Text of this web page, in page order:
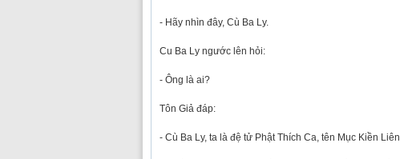
- Hãy nhìn đây, Cù Ba Ly.
Cu Ba Ly ngước lên hỏi:
- Ông là ai?
Tôn Giả đáp:
- Cù Ba Ly, ta là đệ tử Phật Thích Ca, tên Mục Kiền Liên.